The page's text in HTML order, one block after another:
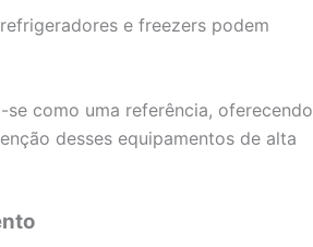
e freezers podem
se como uma referência, oferecendo
desses equipamentos de alta